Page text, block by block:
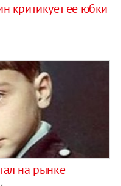
критикует ее юбки
на рынке